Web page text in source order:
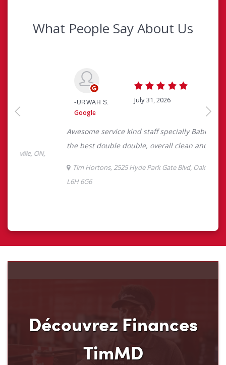
Découvrez Finances
TimMD